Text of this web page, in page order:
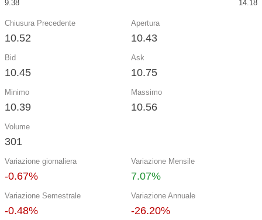
9.38 14.18
Chiusura Precedente
10.52
Apertura
10.43
Bid
10.45
Ask
10.75
Minimo
10.39
Massimo
10.56
Volume
301
Variazione giornaliera
-0.67%
Variazione Mensile
7.07%
Variazione Semestrale
-0.48%
Variazione Annuale
-26.20%